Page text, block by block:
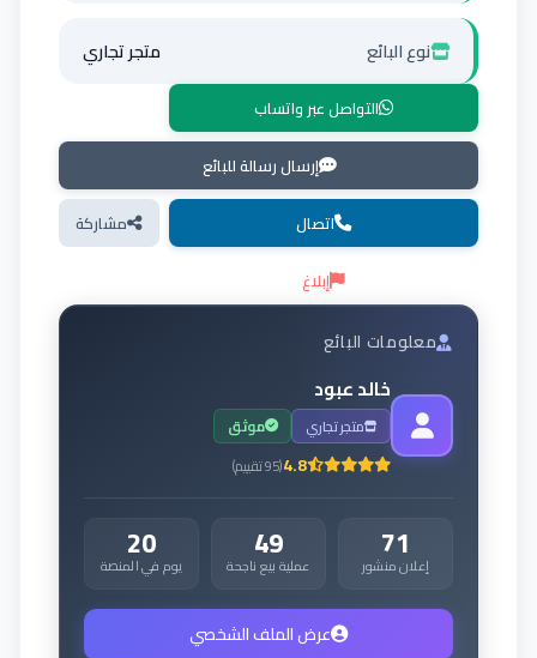
نوع البائع متجر تجاري
التواصل عبر واتساب
إرسال رسالة للبائع
اتصال
مشاركة
إبلاغ
معلومات البائع
خالد عبود
متجر تجاري موثق
4.8
(
95تقييم)
71
إعلان منشور 49
عملية بيع ناجحة 20
يوم في المنصة
عرض الملف الشخصي